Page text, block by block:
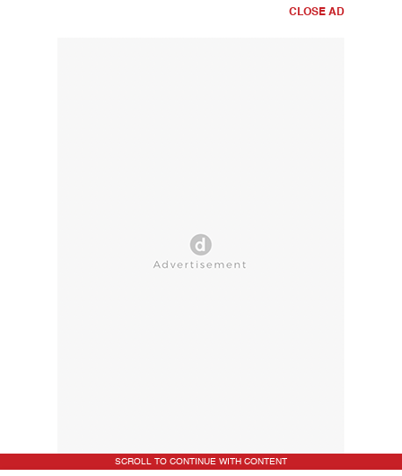
CLOSE AD
SCROLL TO CONTINUE WITH CONTENT